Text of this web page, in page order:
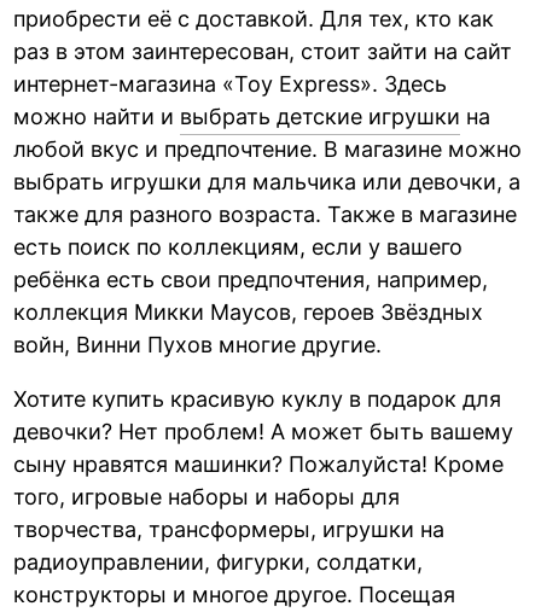
приобрести её с доставкой. Для тех, кто как
раз в этом заинтересован, стоит зайти на сайт
интернет-магазина «Toy Express». Здесь
можно найти и выбрать детские игрушки на
любой вкус и предпочтение. В магазине можно
выбрать игрушки для мальчика или девочки, а
также для разного возраста. Также в магазине
есть поиск по коллекциям, если у вашего
ребёнка есть свои предпочтения, например,
коллекция Микки Маусов, героев Звёздных
войн, Винни Пухов многие другие.
Хотите купить красивую куклу в подарок для
девочки? Нет проблем! А может быть вашему
сыну нравятся машинки? Пожалуйста! Кроме
того, игровые наборы и наборы для
творчества, трансформеры, игрушки на
радиоуправлении, фигурки, солдатки,
конструкторы и многое другое. Посещая